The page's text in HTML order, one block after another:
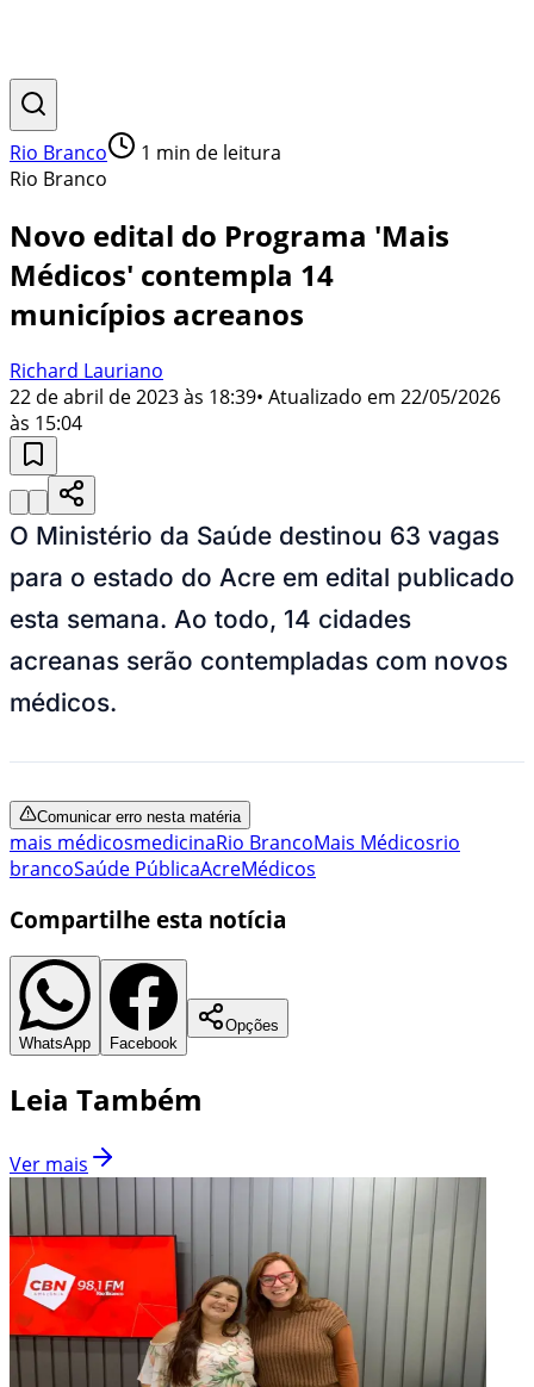
Rio Branco 1 min de leitura
Rio Branco
Novo edital do Programa 'Mais
Médicos' contempla 14
municípios acreanos
Richard Lauriano
22 de abril de 2023 às 18:39• Atualizado em 22/05/2026
às 15:04
O Ministério da Saúde destinou 63 vagas
para o estado do Acre em edital publicado
esta semana. Ao todo, 14 cidades
acreanas serão contempladas com novos
médicos.
Comunicar erro nesta matéria
mais médicosmedicinaRio BrancoMais Médicosrio
brancoSaúde PúblicaAcreMédicos
Compartilhe esta notícia
WhatsApp Facebook
Opções
Leia Também
Ver mais